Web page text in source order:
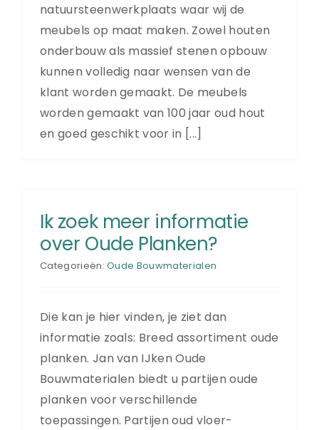
natuursteenwerkplaats waar wij de
meubels op maat maken. Zowel houten
onderbouw als massief stenen opbouw
kunnen volledig naar wensen van de
klant worden gemaakt. De meubels
worden gemaakt van 100 jaar oud hout
en goed geschikt voor in [...]
Ik zoek meer informatie
over Oude Planken?
Categorieën:Oude Bouwmaterialen
Die kan je hier vinden, je ziet dan
informatie zoals: Breed assortiment oude
planken. Jan van IJken Oude
Bouwmaterialen biedt u partijen oude
planken voor verschillende
toepassingen. Partijen oud vloer-